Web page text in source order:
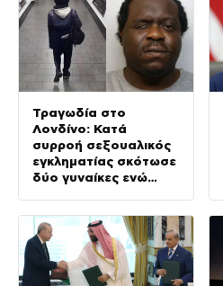
Τραγωδία στο
Λονδίνο: Κατά
συρροή σεξουαλικός
εγκληματίας σκότωσε
δύο γυναίκες ενώ
αστυνομίας